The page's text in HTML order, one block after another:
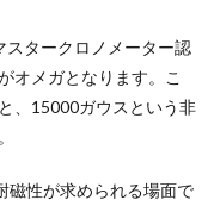
スタークロノメーター認
オメガとなります。こ
、15000ガウスという非
磁性が求められる場面で